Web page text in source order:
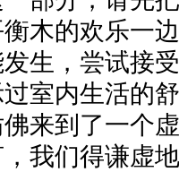
衡木的欢乐一
生，尝试接
室内生活的
佛来到了一个
我们得谦虚